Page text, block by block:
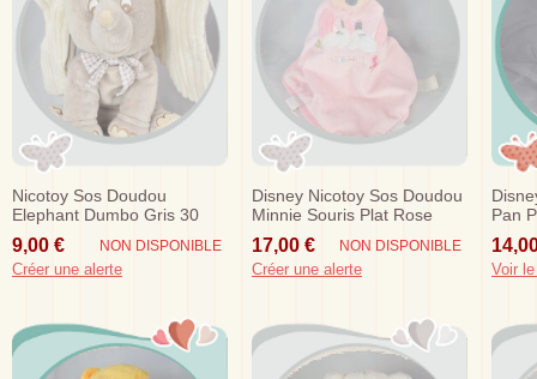
Nicotoy Sos Doudou
Elephant Dumbo Gris 30
Cm Disney
9,00 € NON DISPONIBLE
Créer une alerte
Disney Nicotoy Sos Doudou
Minnie Souris Plat Rose
Pastel Papillon
17,00 € NON DISPONIBLE
Créer une alerte
Pan
Voir